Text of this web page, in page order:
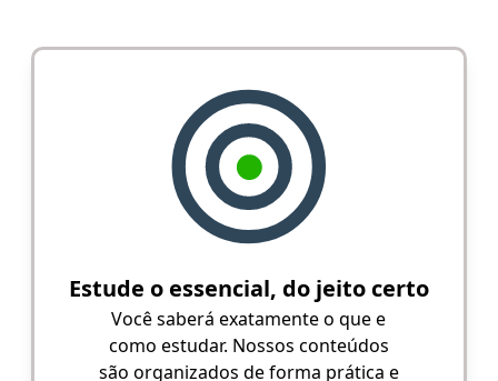
Estude o essencial, do jeito certo
Você saberá exatamente o que e
como estudar. Nossos conteúdos
são organizados de forma prática e